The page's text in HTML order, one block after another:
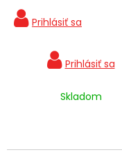
Skladom